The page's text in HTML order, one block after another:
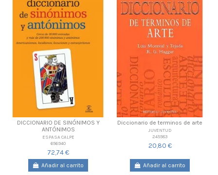
DICCIONARIO DE SINÓNIMOS Y
ANTÓNIMOS
ESPASA CALPE
656940
72,74 €
Añadir al carrito
Diccionario de terminos de arte
JUVENTUD
245583
20,80 €
Añadir al carrito